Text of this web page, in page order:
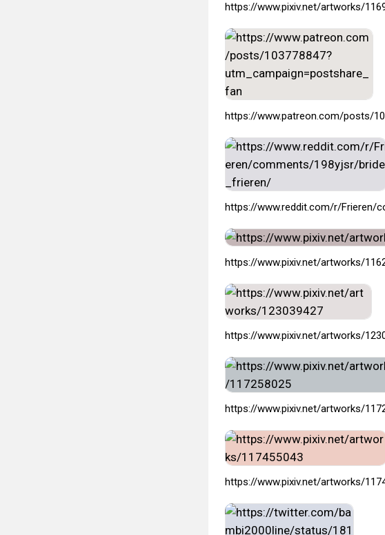
https://www.pixiv.net/artworks/
https://www.patreon.com/posts/
https://www.reddit.com/r/Frieren/
https://www.pixiv.net/artworks/
https://www.pixiv.net/artworks/
https://www.pixiv.net/artworks/
https://www.pixiv.net/artworks/